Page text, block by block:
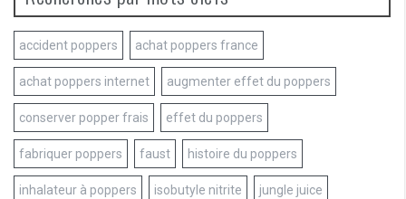
accident poppers achat poppers france
achat poppers internet augmenter effet du poppers
conserver popper frais effet du poppers
fabriquer poppers faust histoire du poppers
inhalateur à poppers isobutyle nitrite jungle juice